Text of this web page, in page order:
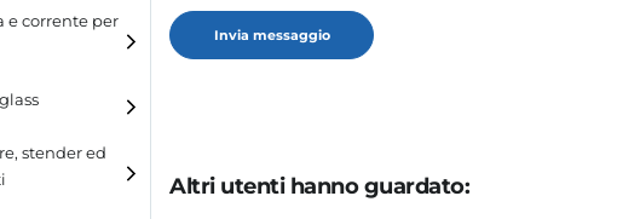
cinture
portafogli
calzature
e corrente per
stender ed
Altri utenti hanno guardato: